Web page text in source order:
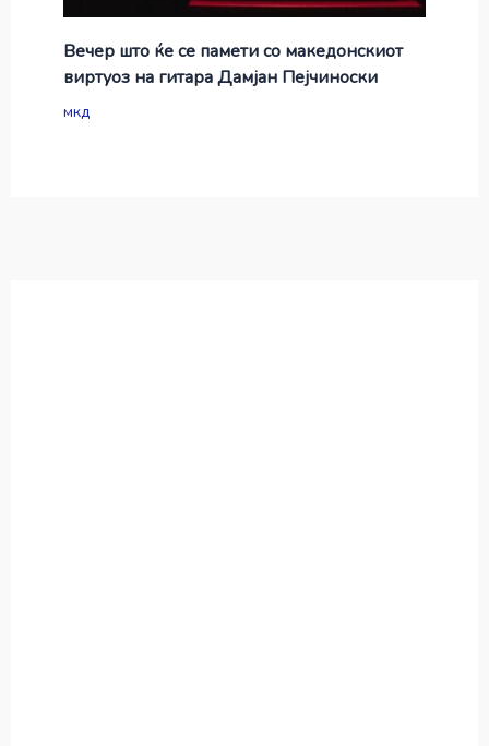
Вечер што ќе се памети со македонскиот
виртуоз на гитара Дамјан Пејчиноски
мкд